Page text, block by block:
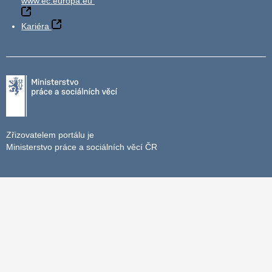
Kariéra
Zřizovatelem portálu je
Ministerstvo práce a sociálních věcí ČR